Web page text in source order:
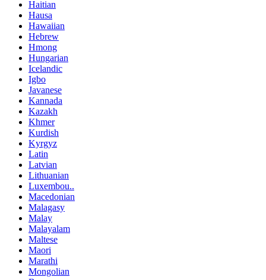
Haitian
Hausa
Hawaiian
Hebrew
Hmong
Hungarian
Icelandic
Igbo
Javanese
Kannada
Kazakh
Khmer
Kurdish
Kyrgyz
Latin
Latvian
Lithuanian
Luxembou..
Macedonian
Malagasy
Malay
Malayalam
Maltese
Maori
Marathi
Mongolian